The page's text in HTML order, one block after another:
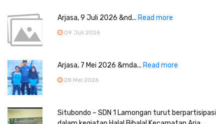
Arjasa, 9 Juli 2026 &nd... Read more
09 Juli 2026
Arjasa, 7 Mei 2026 &mda... Read more
28 Mei 2026
Situbondo – SDN 1 Lamongan turut berpartisipasi